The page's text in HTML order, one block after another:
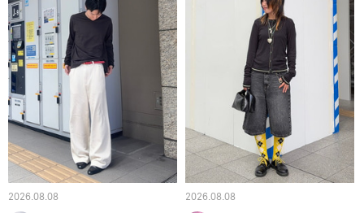
2026.08.08 2026.08.08